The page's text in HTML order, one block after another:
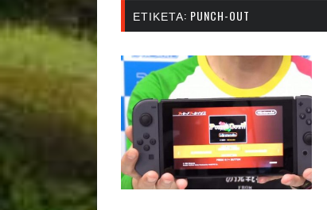
ΕΤΙΚΈΤΑ: PUNCH-OUT